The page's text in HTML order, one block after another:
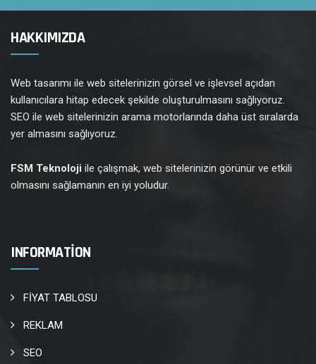
HAKKIMIZDA
Web tasarımı ile web sitelerinizin görsel ve işlevsel açıdan
kullanıcılara hitap edecek şekilde oluşturulmasını sağlıyoruz.
SEO ile web sitelerinizin arama motorlarında daha üst sıralarda
yer almasını sağlıyoruz.
FSM Teknoloji ile çalışmak, web sitelerinizin görünür ve etkili
olmasını sağlamanın en iyi yoludur.
INFORMATION
FİYAT TABLOSU
REKLAM
SEO